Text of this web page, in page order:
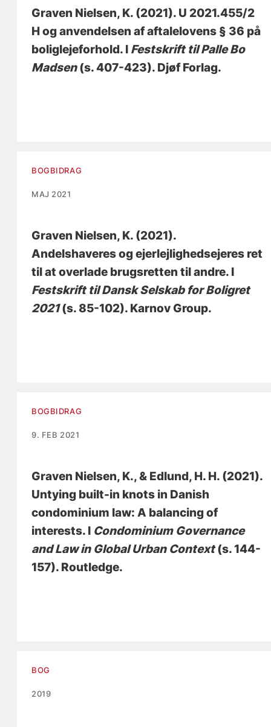
Graven Nielsen, K. (2021). U 2021.455/2
H og anvendelsen af aftalelovens § 36 på
boliglejeforhold. I Festskrift til Palle Bo
Madsen(s. 407-423). Djøf Forlag.
BOGBIDRAG
MAJ 2021
Graven Nielsen, K. (2021).
Andelshaveres og ejerlejlighedsejeres ret
til at overlade brugsretten til andre. I
Festskrift til Dansk Selskab for Boligret
2021(s. 85-102). Karnov Group.
BOGBIDRAG
9. FEB 2021
Graven Nielsen, K., & Edlund, H. H. (2021).
Untying built-in knots in Danish
condominium law: A balancing of
interests. I Condominium Governance
and Law in Global Urban Context(s. 144-
157). Routledge.
BOG
2019